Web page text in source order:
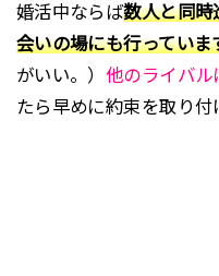
婚活中ならば数人と同時
会いの場にも行っていま
がいい。） 他のライバル
たら早めに約束を取り付